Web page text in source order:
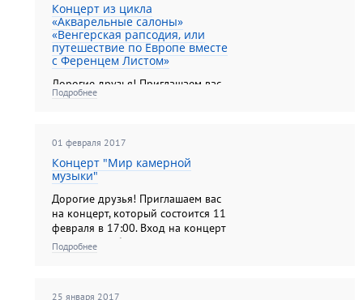
Концерт из цикла
«Акварельные салоны»
«Венгерская рапсодия, или
путешествие по Европе вместе
с Ференцем Листом»
Дорогие друзья! Приглашаем вас
на концерт, который состоится 12
Подробнее
01 февраля 2017
Концерт "Мир камерной
музыки"
Дорогие друзья! Приглашаем вас
на концерт, который состоится 11
февраля в 17:00. Вход на концерт
по входным билетам на выставку.
Подробнее
25 января 2017